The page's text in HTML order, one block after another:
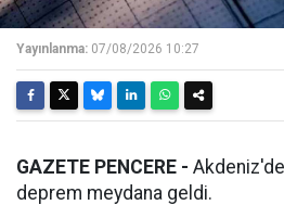
Yayınlanma: 07/08/2026 10:27
GAZETE PENCERE -
deprem meydana geldi.